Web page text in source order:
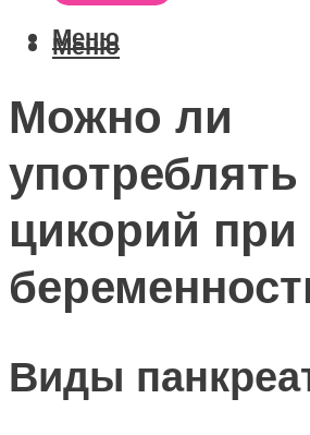
Меню
Меню
Можно ли
употреблять
цикорий при
Виды